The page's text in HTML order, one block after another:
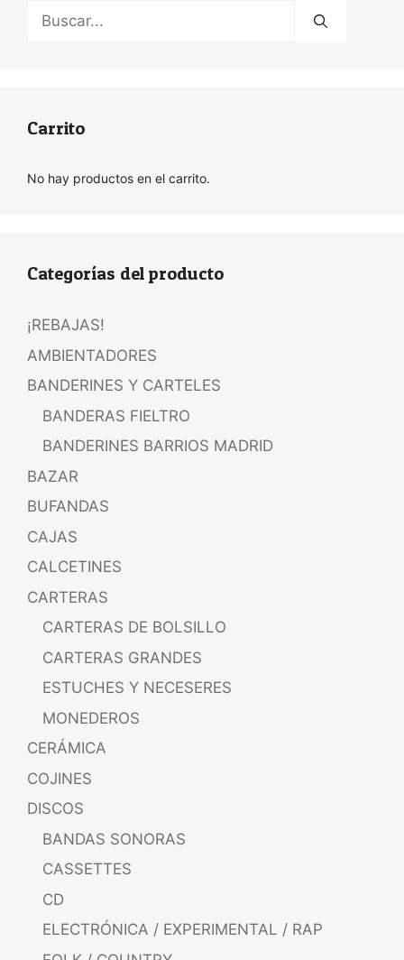
Buscar:
Carrito
No hay productos en el carrito.
Categorías del producto
¡REBAJAS!
AMBIENTADORES
BANDERINES Y CARTELES
BANDERAS FIELTRO
BANDERINES BARRIOS MADRID
BAZAR
BUFANDAS
CAJAS
CALCETINES
CARTERAS
CARTERAS DE BOLSILLO
CARTERAS GRANDES
ESTUCHES Y NECESERES
MONEDEROS
CERÁMICA
COJINES
DISCOS
BANDAS SONORAS
CASSETTES
CD
ELECTRÓNICA / EXPERIMENTAL / RAP